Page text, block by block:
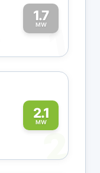
1.7
MW1
2.1
MW
2